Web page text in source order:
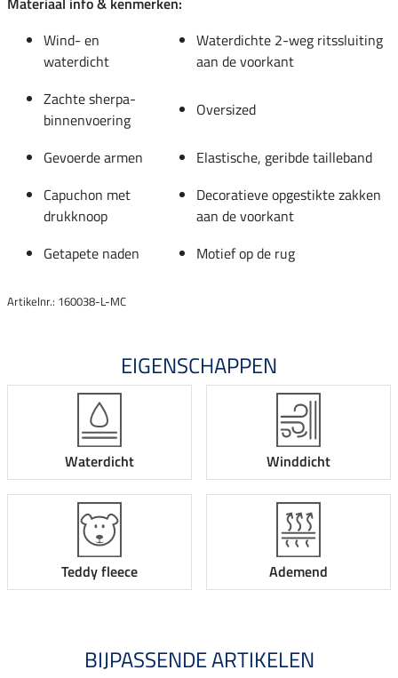
Wind- en
waterdicht
Waterdichte 2-weg ritssluiting
aan de voorkant
Zachte sherpa-
binnenvoering
Oversized
Gevoerde armen
Elastische, geribde tailleband
Capuchon met
drukknoop
Decoratieve opgestikte zakken
aan de voorkant
Getapete naden
Motief op de rug
Artikelnr.: 160038-L-MC
EIGENSCHAPPEN
Waterdicht Winddicht
Teddy fleece Ademend
BIJPASSENDE ARTIKELEN